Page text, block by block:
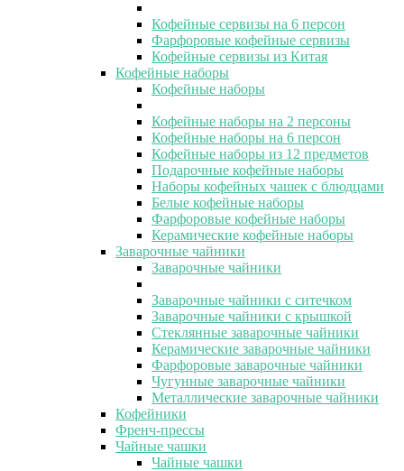
Кофейные сервизы на 6 персон
Фарфоровые кофейные сервизы
Кофейные сервизы из Китая
Кофейные наборы
Кофейные наборы
Кофейные наборы на 2 персоны
Кофейные наборы на 6 персон
Кофейные наборы из 12 предметов
Подарочные кофейные наборы
Наборы кофейных чашек с блюдцами
Белые кофейные наборы
Фарфоровые кофейные наборы
Керамические кофейные наборы
Заварочные чайники
Заварочные чайники
Заварочные чайники с ситечком
Заварочные чайники с крышкой
Стеклянные заварочные чайники
Керамические заварочные чайники
Фарфоровые заварочные чайники
Чугунные заварочные чайники
Металлические заварочные чайники
Кофейники
Френч-прессы
Чайные чашки
Чайные чашки